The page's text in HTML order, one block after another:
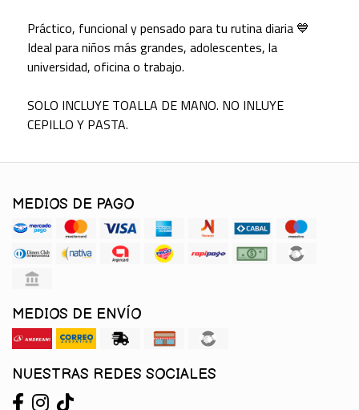
Práctico, funcional y pensado para tu rutina diaria 💙
Ideal para niños más grandes, adolescentes, la
universidad, oficina o trabajo.
SOLO INCLUYE TOALLA DE MANO. NO INLUYE
CEPILLO Y PASTA.
MEDIOS DE PAGO
MEDIOS DE ENVÍO
NUESTRAS REDES SOCIALES